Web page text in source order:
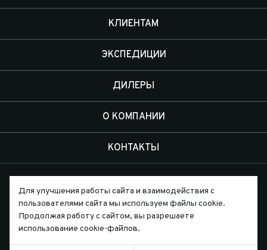
КЛИЕНТАМ
ЭКСПЕДИЦИИ
ДИЛЕРЫ
О КОМПАНИИ
КОНТАКТЫ
Письмо директору
Для улучшения работы сайта и взаимодействия с
пользователями сайта мы используем файлы cookie.
Продолжая работу с сайтом, вы разрешаете
использование cookie-файлов.